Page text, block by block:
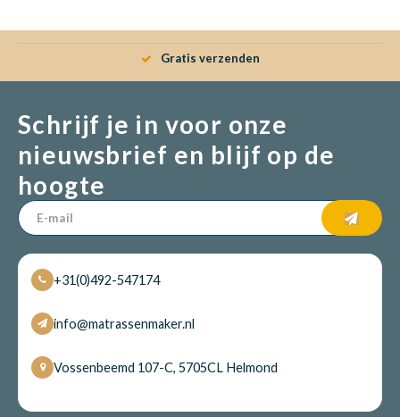
Gratis verzenden
Schrijf je in voor onze
nieuwsbrief en blijf op de
hoogte
+31(0)492-547174
info@matrassenmaker.nl
Vossenbeemd 107-C, 5705CL Helmond